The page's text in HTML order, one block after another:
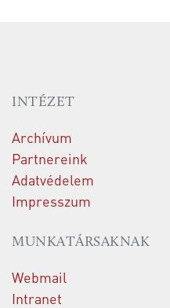
INTÉZET
Archívum
Partnereink
Adatvédelem
Impresszum
MUNKATÁRSAKNAK
Webmail
Intranet